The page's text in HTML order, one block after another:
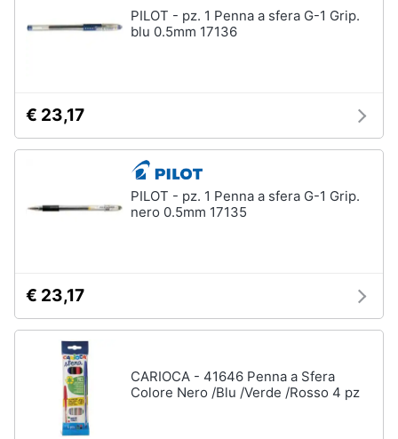
PILOT - pz. 1 Penna a sfera G-1 Grip.
blu 0.5mm 17136
€ 23,17
PILOT - pz. 1 Penna a sfera G-1 Grip.
nero 0.5mm 17135
€ 23,17
CARIOCA - 41646 Penna a Sfera
Colore Nero /Blu /Verde /Rosso 4 pz